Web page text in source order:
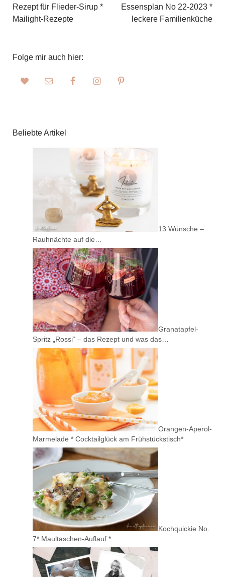
Rezept für Flieder-Sirup *
Mailight-Rezepte
Essensplan No 22-2023 *
leckere Familienküche
Folge mir auch hier:
Beliebte Artikel
13 Wünsche –
Rauhnächte auf die…
Granatapfel-
Spritz „Rossi“ – das Rezept und was das…
Orangen-Aperol-
Marmelade * Cocktailglück am Frühstückstisch*
Kochquickie No.
7* Maultaschen-Auflauf *